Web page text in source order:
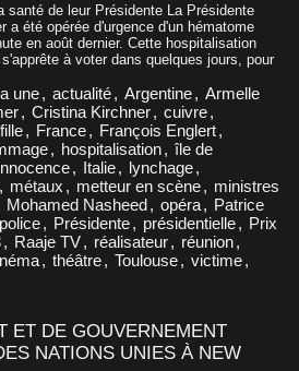
santé de leur Présidente La Présidente
a été opérée d'urgence d'un hématome
en août dernier. Cette hospitalisation
à voter dans quelques jours, pour
une, actualité, Argentine, Armelle
, Cristina Kirchner, cuivre,
fille, France, François Englert,
, hospitalisation, île de
, Italie, lynchage,
, métaux , metteur en scène, ministres
Mohamed Nasheed, opéra, Patrice
police, Présidente, présidentielle, Prix
, Raaje TV, réalisateur, réunion,
, théâtre, Toulouse, victime,
ET DE GOUVERNEMENT
NATIONS UNIES À NEW